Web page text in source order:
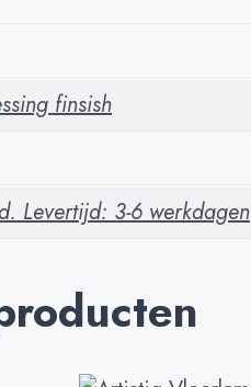
finsish
Levertijd: 3-6 werkdagen